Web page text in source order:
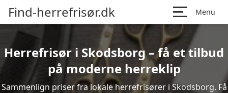
Find-herrefrisør.dk Menu
Herrefrisør i Skodsborg – få et tilbud
på moderne herreklip
Sammenlign priser fra lokale herrefrisører i Skodsborg. Få